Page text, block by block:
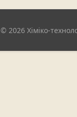
© 2026 Хіміко-